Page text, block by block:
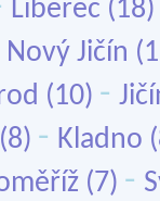
Liberec (18)
Nový Jičín
(10) -
(8) - Kladno
(7) -